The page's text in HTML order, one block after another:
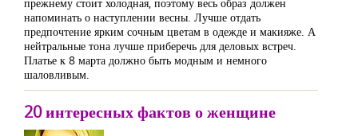
напоминать о наступлении весны. Лучше отдать
предпочтение ярким сочным цветам в одежде и макияже. А
нейтральные тона лучше приберечь для деловых встреч.
Платье к 8 марта должно быть модным и немного
шаловливым.
20 интересных фактов о женщине